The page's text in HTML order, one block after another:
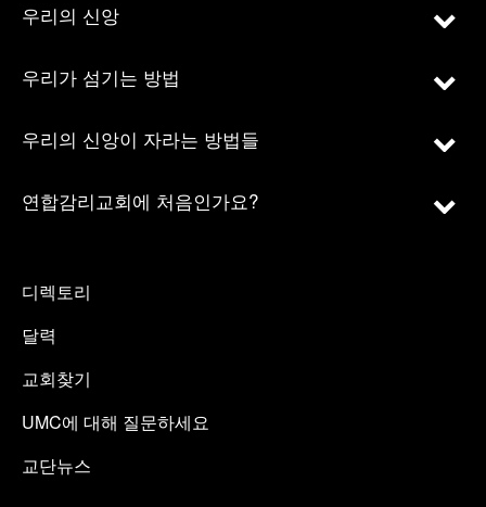
우리의 신앙
우리가 섬기는 방법
우리의 신앙이 자라는 방법들
연합감리교회에 처음인가요?
디렉토리
달력
교회찾기
UMC에 대해 질문하세요
교단뉴스